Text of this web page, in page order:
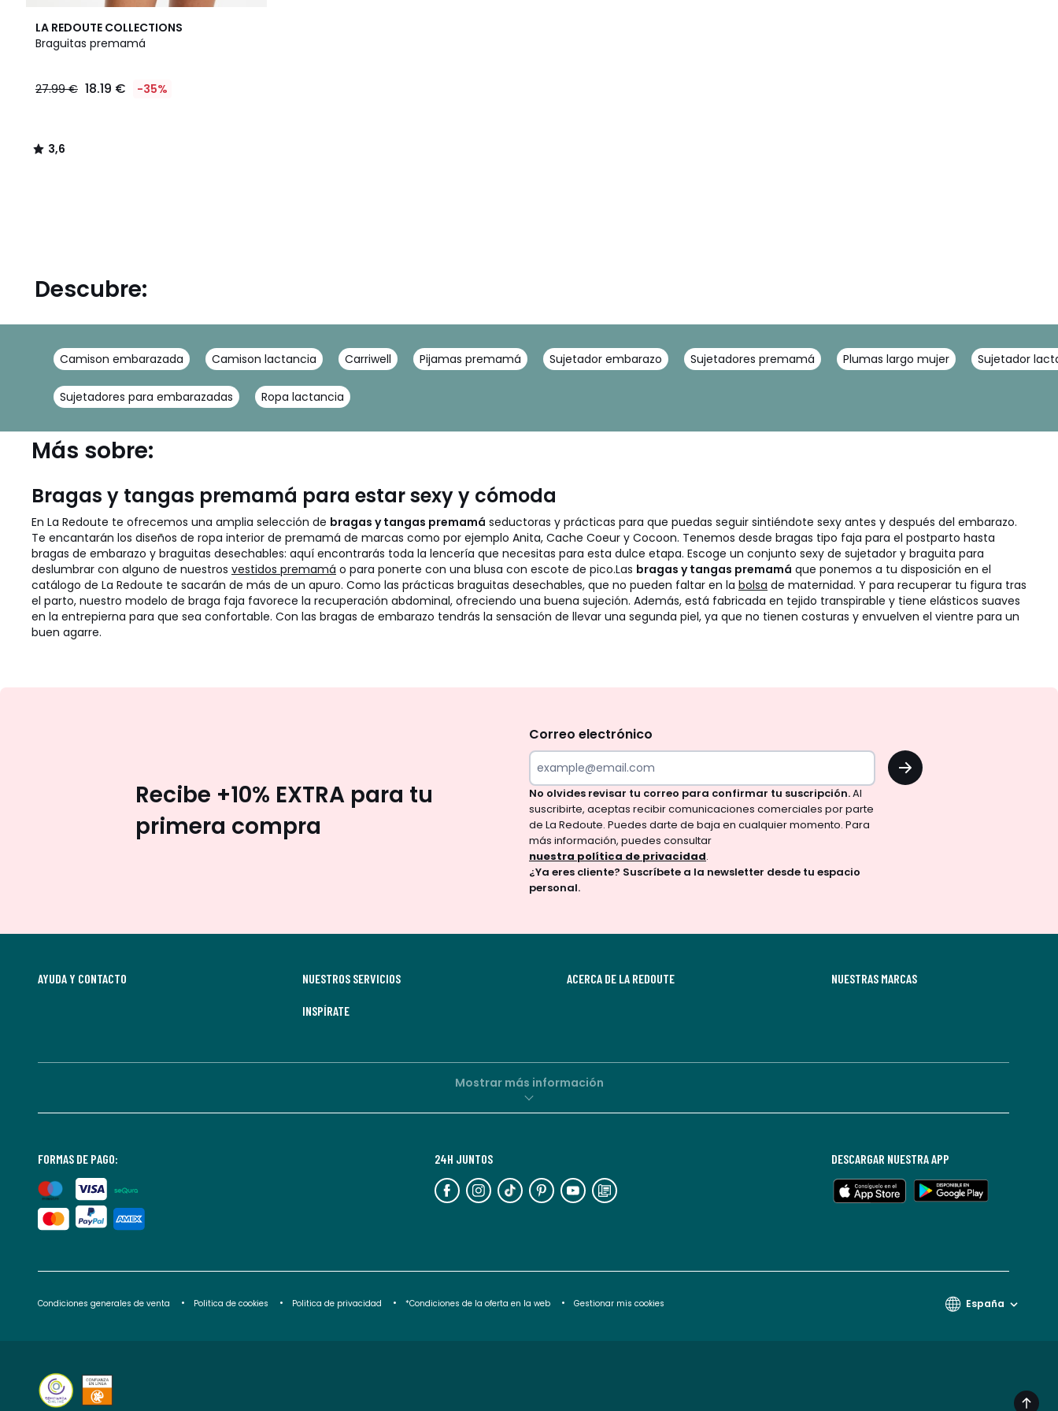
LA REDOUTE COLLECTIONS
Braguitas premamá
€
27.99
27.99 € 18.19 € -35%
3,6
/ 5
3,6
/
Descubre:
Camison embarazada Camison lactancia Carriwell Pijamas premamá Sujetador embarazo Sujetadores premamá Plumas largo mujer Sujetador
Sujetadores para embarazadas Ropa lactancia
Más sobre:
Bragas y tangas premamá para estar sexy y cómoda
En La Redoute te ofrecemos una amplia selección de bragas y tangas premamá seductoras y prácticas para que puedas seguir sintiéndote sexy antes y después del embarazo.
Te encantarán los diseños de ropa interior de premamá de marcas como por ejemplo Anita, Cache Coeur y Cocoon. Tenemos desde bragas tipo faja para el postparto hasta
bragas de embarazo y braguitas desechables: aquí encontrarás toda la lencería que necesitas para esta dulce etapa. Escoge un conjunto sexy de sujetador y braguita para
deslumbrar con alguno de nuestros vestidos premamá o para ponerte con una blusa con escote de pico.Las bragas y tangas premamá que ponemos a tu disposición en el
catálogo de La Redoute te sacarán de más de un apuro. Como las prácticas braguitas desechables, que no pueden faltar en la bolsa de maternidad. Y para recuperar tu figura tras
el parto, nuestro modelo de braga faja favorece la recuperación abdominal, ofreciendo una buena sujeción. Además, está fabricada en tejido transpirable y tiene elásticos suaves
en la entrepierna para que sea confortable. Con las bragas de embarazo tendrás la sensación de llevar una segunda piel, ya que no tienen costuras y envuelven el vientre para un
buen agarre.
olvides
revisar
tu
correo
para
confirmar
tu
suscripción.
Al
aceptas
comunicaciones
parte
de
La
de
baja
momento.
más
Recibe +10% EXTRA para tu
primera compra
Correo electrónico
OK
No olvides revisar tu correo para confirmar tu suscripción.Al
suscribirte, aceptas recibir comunicaciones comerciales por parte
de La Redoute. Puedes darte de baja en cualquier momento. Para
más información, puedes consultar
nuestra política de privacidad.
¿Ya eres cliente? Suscríbete a la newsletter desde tu espacio
personal.
AYUDA Y CONTACTO NUESTROS SERVICIOS
INSPÍRATE
ACERCA DE LA REDOUTE NUESTRAS MARCAS
Mostrar más información
FORMAS DE PAGO: 24H JUNTOS DESCARGAR NUESTRA APP
Condiciones generales de venta Politica de cookies Politica de privacidad *Condiciones de la oferta en la web Gestionar mis cookies España